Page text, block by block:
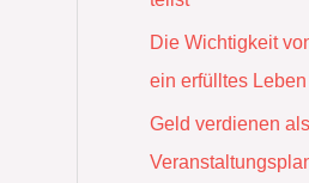
Die Wichtigkeit
ein erfülltes Leben
Geld verdienen